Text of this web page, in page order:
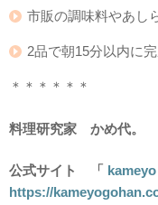
市販の調味料やあし
2品で朝15分以内に
＊＊＊＊＊＊
料理研究家 かめ代。
公式サイト 「
https://